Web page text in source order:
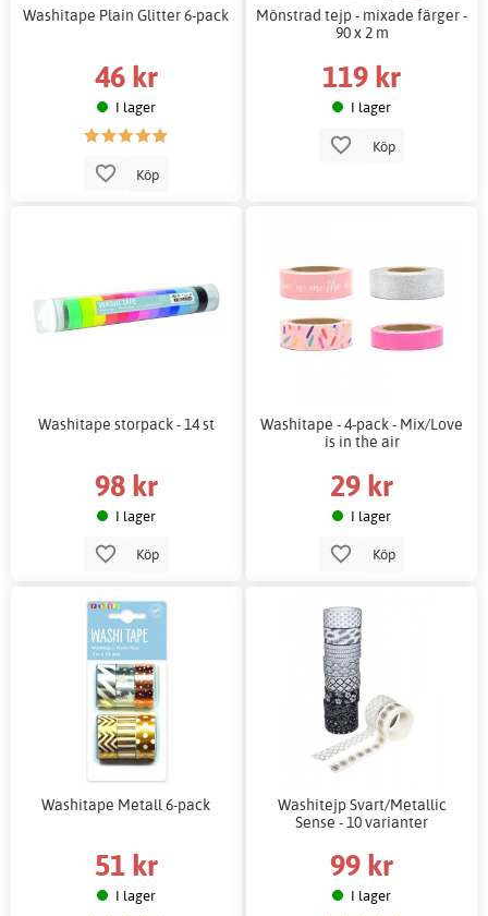
Washitape Plain Glitter 6-pack
46 kr
I lager
Köp
Mönstrad tejp - mixade färger -
90 x 2 m
119 kr
I lager
Köp
Washitape storpack - 14 st
98 kr
I lager
Köp
Washitape - 4-pack - Mix/Love
is in the air
29 kr
I lager
Köp
Washitape Metall 6-pack
51 kr
I lager
Washitejp Svart/Metallic
Sense - 10 varianter
99 kr
I lager